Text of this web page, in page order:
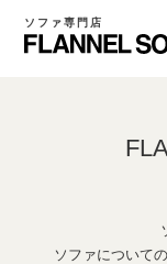
ソファ専門店
ソファについて